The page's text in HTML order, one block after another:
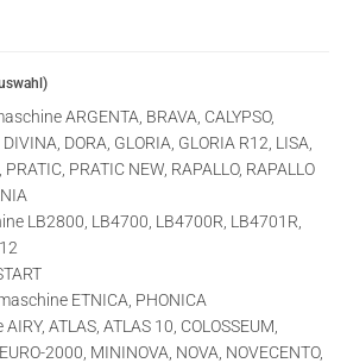
ARGENTA, BRAVA, CALYPSO,
DORA, GLORIA, GLORIA R12, LISA,
PRATIC, PRATIC NEW, RAPALLO, RAPALLO
LB2800, LB4700, LB4700R, LB4701R,
ETNICA, PHONICA
ATLAS, ATLAS 10, COLOSSEUM,
2000, MININOVA, NOVA, NOVECENTO,